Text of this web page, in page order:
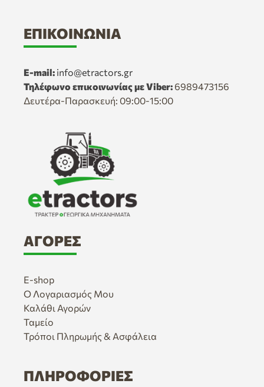
ΕΠΙΚΟΙΝΩΝΊΑ
E-mail: info@etractors.gr
Τηλέφωνο επικοινωνίας με Viber: 6989473156
Δευτέρα-Παρασκευή: 09:00-15:00
ΑΓΟΡΈΣ
E-shop
Ο Λογαριασμός Μου
Καλάθι Αγορών
Ταμείο
Τρόποι Πληρωμής & Ασφάλεια
ΠΛΗΡΟΦΟΡΊΕΣ